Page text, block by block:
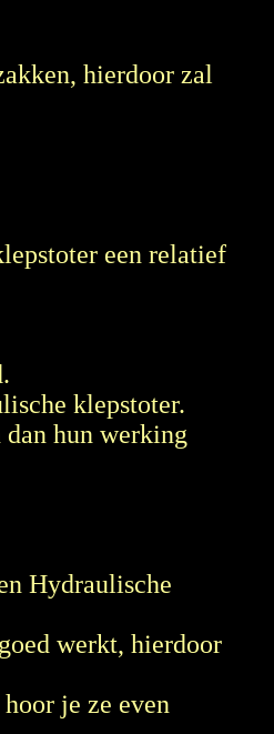
hierdoor zal
een relatief
klepstoter.
hun werking
Hydraulische
werkt, hierdoor
je ze even